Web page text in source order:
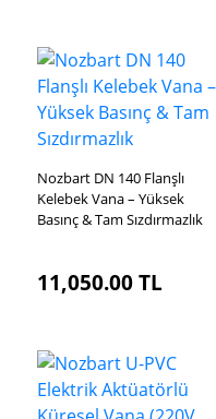
Nozbart DN 140 Flanşlı
Kelebek Vana – Yüksek
Basınç & Tam Sızdırmazlık
11,050.00TL